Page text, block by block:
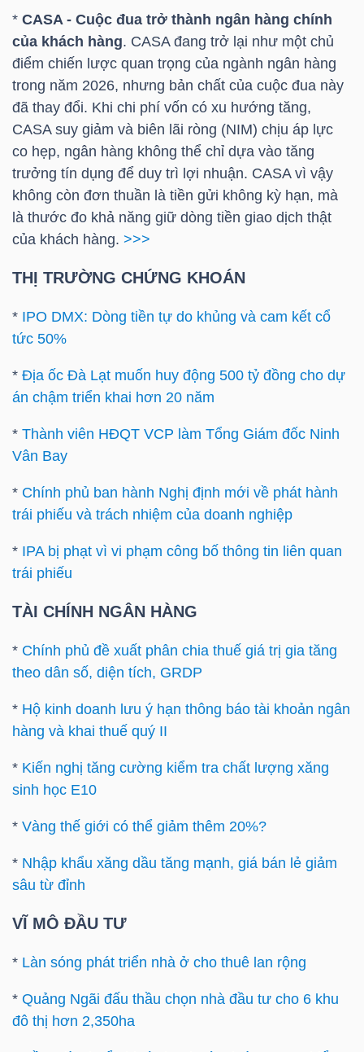
* CASA - Cuộc đua trở thành ngân hàng chính
của khách hàng. CASA đang trở lại như một chủ
điểm chiến lược quan trọng của ngành ngân hàng
trong năm 2026, nhưng bản chất của cuộc đua này
đã thay đổi. Khi chi phí vốn có xu hướng tăng,
CASA suy giảm và biên lãi ròng (NIM) chịu áp lực
co hẹp, ngân hàng không thể chỉ dựa vào tăng
trưởng tín dụng để duy trì lợi nhuận. CASA vì vậy
không còn đơn thuần là tiền gửi không kỳ hạn, mà
là thước đo khả năng giữ dòng tiền giao dịch thật
của khách hàng. >>>
THỊ TRƯỜNG CHỨNG KHOÁN
* IPO DMX: Dòng tiền tự do khủng và cam kết cổ
tức 50%
* Địa ốc Đà Lạt muốn huy động 500 tỷ đồng cho dự
án chậm triển khai hơn 20 năm
* Thành viên HĐQT VCP làm Tổng Giám đốc Ninh
Vân Bay
* Chính phủ ban hành Nghị định mới về phát hành
trái phiếu và trách nhiệm của doanh nghiệp
* IPA bị phạt vì vi phạm công bố thông tin liên quan
trái phiếu
TÀI CHÍNH NGÂN HÀNG
* Chính phủ đề xuất phân chia thuế giá trị gia tăng
theo dân số, diện tích, GRDP
* Hộ kinh doanh lưu ý hạn thông báo tài khoản ngân
hàng và khai thuế quý II
* Kiến nghị tăng cường kiểm tra chất lượng xăng
sinh học E10
* Vàng thế giới có thể giảm thêm 20%?
* Nhập khẩu xăng dầu tăng mạnh, giá bán lẻ giảm
sâu từ đỉnh
VĨ MÔ ĐẦU TƯ
* Làn sóng phát triển nhà ở cho thuê lan rộng
* Quảng Ngãi đấu thầu chọn nhà đầu tư cho 6 khu
đô thị hơn 2,350ha
khoán
(-)
Tất cả Cổ phiếu Chỉ số Chứng chỉ quỹ Chứng
Lãnh
đạo
(-)
Tất cả Người nội bộ Người liên quan Cổ đông lớn
Tin
(-)
Bài
viết
của
giả
(-)
Báo
phân
tích
(-)
Thuật
ngữ
vụ
(-)
Đào
tạo
tài